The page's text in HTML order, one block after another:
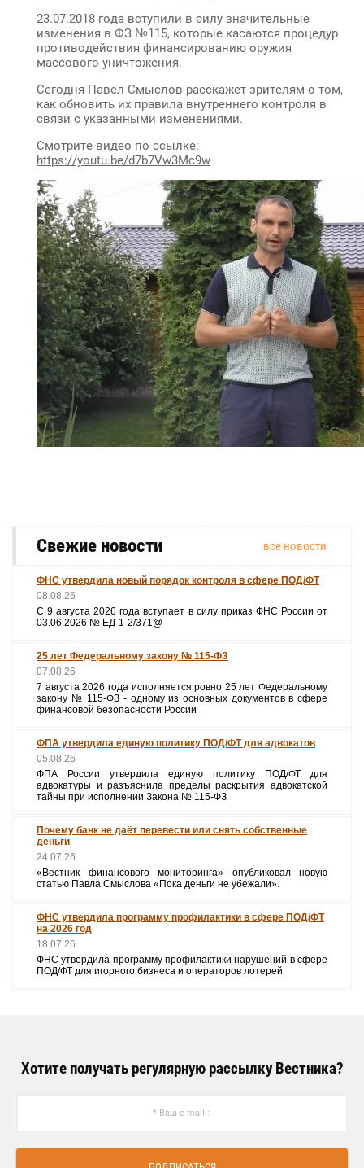
23.07.2018 года вступили в силу значительные
изменения в ФЗ №115, которые касаются процедур
противодействия финансированию оружия
массового уничтожения.
Сегодня Павел Смыслов расскажет зрителям о том,
как обновить их правила внутреннего контроля в
связи с указанными изменениями.
Смотрите видео по ссылке:
https://youtu.be/d7b7Vw3Mc9w
Свежие новости все новости
ФНС утвердила новый порядок контроля в сфере ПОД/ФТ
08.08.26
С 9 августа 2026 года вступает в силу приказ ФНС России от
03.06.2026 № ЕД-1-2/371@
25 лет Федеральному закону № 115-ФЗ
07.08.26
7 августа 2026 года исполняется ровно 25 лет Федеральному
закону № 115-ФЗ - одному из основных документов в сфере
финансовой безопасности России
ФПА утвердила единую политику ПОД/ФТ для адвокатов
05.08.26
ФПА России утвердила единую политику ПОД/ФТ для
адвокатуры и разъяснила пределы раскрытия адвокатской
тайны при исполнении Закона № 115‑ФЗ
Почему банк не даёт перевести или снять собственные
деньги
24.07.26
«Вестник финансового мониторинга» опубликовал новую
статью Павла Смыслова «Пока деньги не убежали».
ФНС утвердила программу профилактики в сфере ПОД/ФТ
на 2026 год
18.07.26
ФНС утвердила программу профилактики нарушений в сфере
ПОД/ФТ для игорного бизнеса и операторов лотерей
Хотите получать регулярную рассылку Вестника?